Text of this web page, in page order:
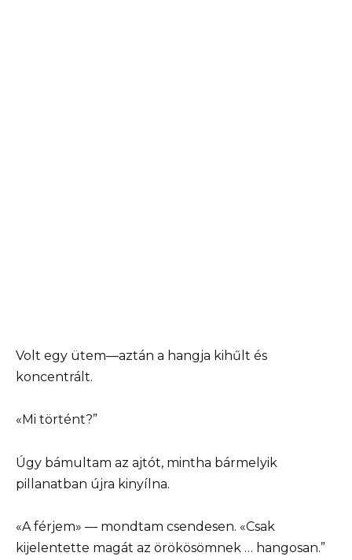
Volt egy ütem—aztán a hangja kihűlt és
koncentrált.
«Mi történt?”
Úgy bámultam az ajtót, mintha bármelyik
pillanatban újra kinyílna.
«A férjem» — mondtam csendesen. «Csak
kijelentette magát az örökösömnek … hangosan.”